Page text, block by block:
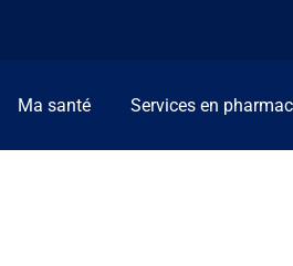
Ma santé Services en